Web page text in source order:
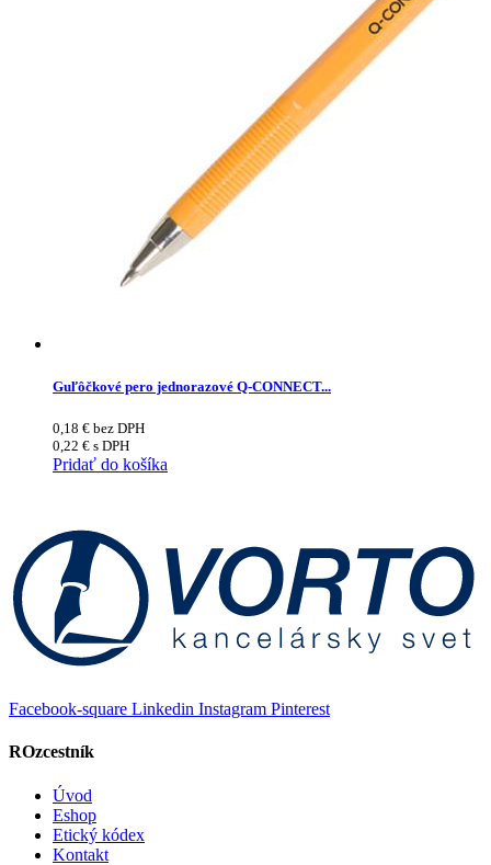
Guľôčkové pero jednorazové Q-CONNECT...
0,18 € bez DPH
0,22 € s DPH
Pridať do košíka
Facebook-square Linkedin Instagram Pinterest
ROzcestník
Úvod
Eshop
Etický kódex
Kontakt